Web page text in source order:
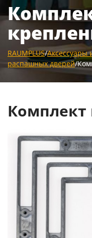
RAUMPLUS/Аксессуары
распашных дверей/
Комплект